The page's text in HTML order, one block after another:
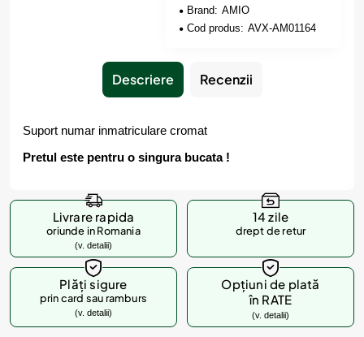
Brand: AMIO
Cod produs: AVX-AM01164
Descriere Recenzii
Suport numar inmatriculare cromat
Pretul este pentru o singura bucata !
Livrare rapida
oriunde in Romania
(v. detalii)
14 zile
drept de retur
Plăți sigure
prin card sau ramburs
(v. detalii)
Opțiuni de plată
în RATE
(v. detalii)